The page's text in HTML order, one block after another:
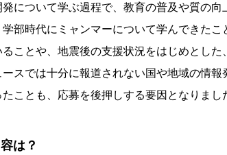
について学ぶ過程で、教育の普及や質の
学部時代にミャンマーについて学んできた
ことや、地震後の支援状況をはじめとし
スでは十分に報道されない国や地域の情
ことも、応募を後押しする要因となりまし
は？